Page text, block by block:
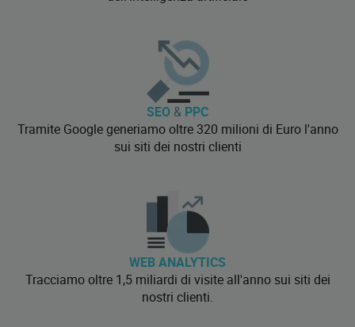
SEO & PPC
Tramite Google generiamo oltre 320 milioni di Euro l'anno
sui siti dei nostri clienti
WEB ANALYTICS
Tracciamo oltre 1,5 miliardi di visite all'anno sui siti dei
nostri clienti.